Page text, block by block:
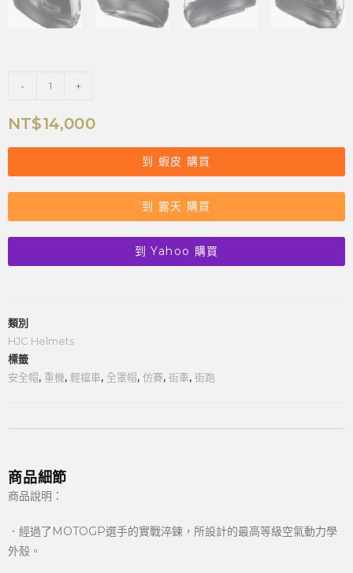
- +
NT$14,000
到 蝦皮 購買
到 露天 購買
到 Yahoo 購買
類別
HJC Helmets
標籤
安全帽, 重機, 輕檔車, 全罩帽, 仿賽, 街車, 街跑
商品細節
商品說明：
．經過了MOTOGP選手的實戰淬鍊，所設計的最高等級空氣動力學
外殼。